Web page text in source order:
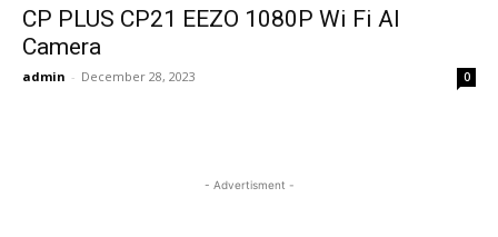
CP PLUS CP21 EEZO 1080P Wi Fi AI
Camera
admin - December 28, 2023 0
- Advertisment -